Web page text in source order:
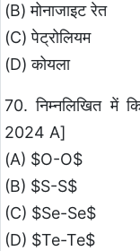
(B) मोनाजाइट रेत
(C) पेट्रोलियम
(D) कोयला
70. निम्नलिखित में
2024 A]
(A) $O-O$
(B) $S-S$
(C) $Se-Se$
(D) $Te-Te$